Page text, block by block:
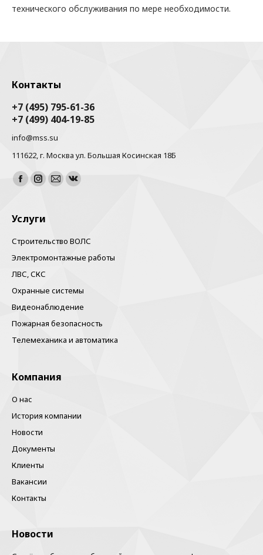
технического обслуживания по мере необходимости.
Контакты
+7 (495) 795-61-36
+7 (499) 404-19-85
info@mss.su
111622, г. Москва ул. Большая Косинская 18Б
Найдите нас:
FacebookInstagram
ПочтаВконтакте
Услуги
Строительство ВОЛС
Электромонтажные работы
ЛВС, СКС
Охранные системы
Видеонаблюдение
Пожарная безопасность
Телемеханика и автоматика
Компания
О нас
История компании
Новости
Документы
Клиенты
Вакансии
Контакты
Новости